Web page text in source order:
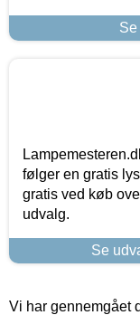
følger en gratis
gratis ved køb
udvalg.
Se
Vi har gennemgået